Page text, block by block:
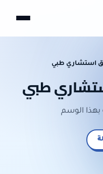
استشاري طبي
طبي
بهذا الوسم